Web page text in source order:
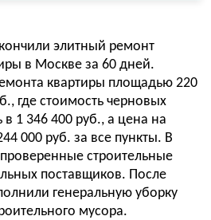
элитный ремонт
в Москве за 60 дней.
квартиры площадью 220
где стоимость черновых
1 346 400 руб., а цена на
000 руб. за все пункты. В
строительные
поставщиков. После
генеральную уборку
мусора.